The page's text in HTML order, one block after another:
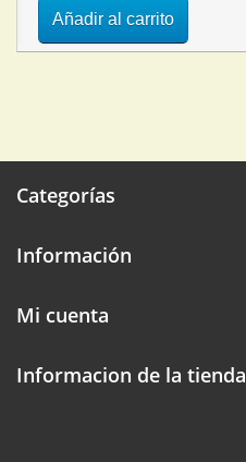
Añadir al carrito
Categorías
Información
Mi cuenta
Informacion de la tienda